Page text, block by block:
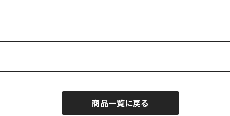
商品一覧に戻る